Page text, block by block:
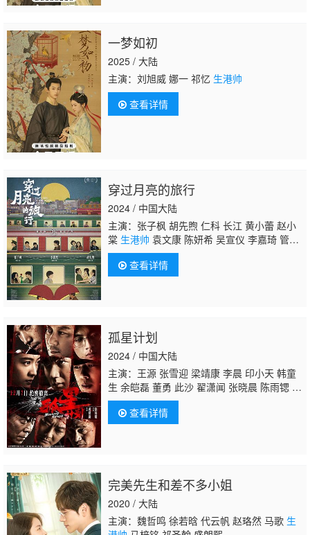
一梦如初
2025 / 大陆
主演：刘旭威 娜一 祁忆 生港帅
查看详情
穿过月亮的旅行
2024 / 中国大陆
主演：张子枫 胡先煦 仁科 长江 黄小蕾 赵小
棠 生港帅 袁文康 陈妍希 吴宣仪 李嘉琦 管
乐 杨九郎 张占义 冯绍峰 钱漪 张祐维 李晨 张
百乔 王影璐 茂涛 李宗恒 吴昊宸 韩云云 吴雨
雪 王天放
查看详情
孤星计划
2024 / 中国大陆
主演：王源 张雪迎 梁靖康 李晨 印小天 韩童
生 余皑磊 董勇 此沙 翟潇闻 张晓晨 陈雨锶 李
嘉鑫 高戈 马泰 王莎莎 陈铭杨 鹿骐 叶筱玮 张
海宇 曹骏 袁近辉 金靖承
康 王仁君 佟梦实 姚安濂 张建亚 林栋甫 何晟
查看详情
完美先生和差不多小姐
2020 / 大陆
主演：魏哲鸣 徐若晗 代云帆 赵珞然 马歌 生